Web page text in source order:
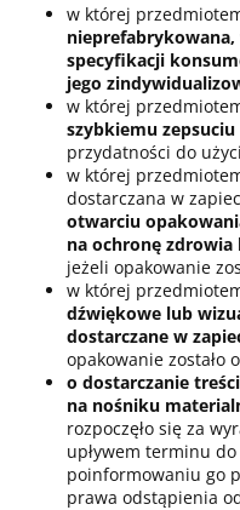
w której
specyfikacji
jego
w której
szybkiemu zepsuciu
przydatności do
w której
dostarczana w
otwarciu
na ochronę zdrowia
jeżeli opakowanie
w której
dźwiękowe lub
dostarczane w
opakowanie zostało
o dostarczanie
na nośniku
rozpoczęło się za
upływem terminu
poinformowaniu go
prawa odstąpienia